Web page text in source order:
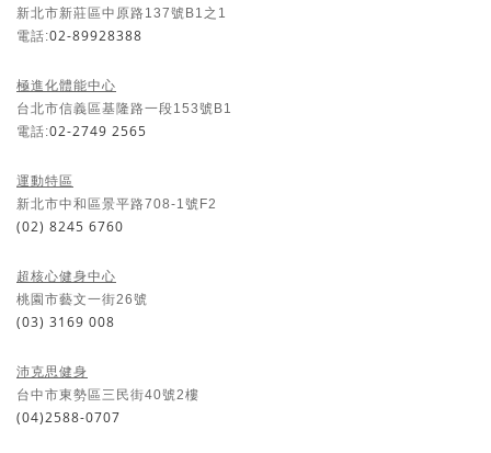
新北市新莊區中原路137號B1之1
電話:02-89928388
極進化體能中心
台北市信義區基隆路一段153號B1
電話:02-2749 2565
運動特區
新北市中和區景平路708-1號F2
(02) 8245 6760
超核心健身中心
桃園市藝文一街26號
(03) 3169 008
沛克思健身
台中市東勢區三民街40號2樓
(04)2588-0707